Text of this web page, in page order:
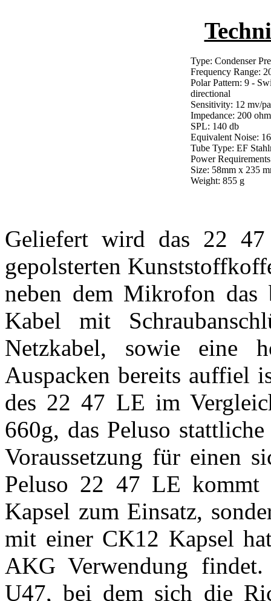
Type: Condenser
Frequency Range:
Polar Pattern: 9 -
directional
Sensitivity: 12 mv/pa
Impedance: 200
SPL: 140 db
Equivalent Noise:
Tube Type: EF
Power
Size: 58mm x 235
Weight: 855 g
Geliefert wird das 22
gepolsterten
neben dem Mikrofon das
Kabel mit
Netzkabel, sowie eine
Auspacken bereits auffiel
des 22 47 LE im
660g, das Peluso
Voraussetzung für einen
Peluso 22 47 LE
Kapsel zum Einsatz,
mit einer CK12 Kapsel
AKG Verwendung
U47, bei dem sich die